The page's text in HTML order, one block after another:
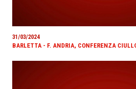
31/03/2024
BARLETTA - F. ANDRIA, CONFERENZA